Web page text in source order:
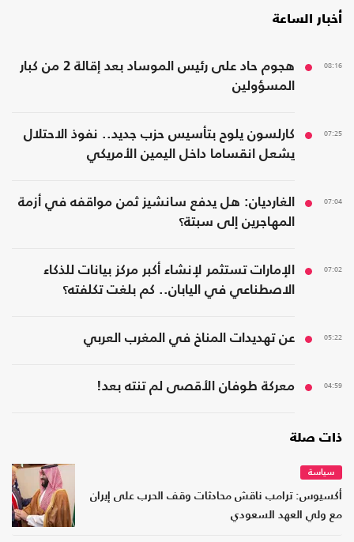
أخبار الساعة
08:16
هجوم حاد على رئيس الموساد بعد إقالة 2 من كبار
المسؤولين
07:25
كارلسون يلوح بتأسيس حزب جديد.. نفوذ الاحتلال
يشعل انقساما داخل اليمين الأمريكي
07:04
الغارديان: هل يدفع سانشيز ثمن مواقفه في أزمة
المهاجرين إلى سبتة؟
07:02
الإمارات تستثمر لإنشاء أكبر مركز بيانات للذكاء
الاصطناعي في اليابان.. كم بلغت تكلفته؟
05:22 عن تهديدات المناخ في المغرب العربي
04:59 معركة طوفان الأقصى لم تنته بعد!
ذات صلة
سياسة
أكسيوس: ترامب ناقش محادثات وقف الحرب على إيران
مع ولي العهد السعودي